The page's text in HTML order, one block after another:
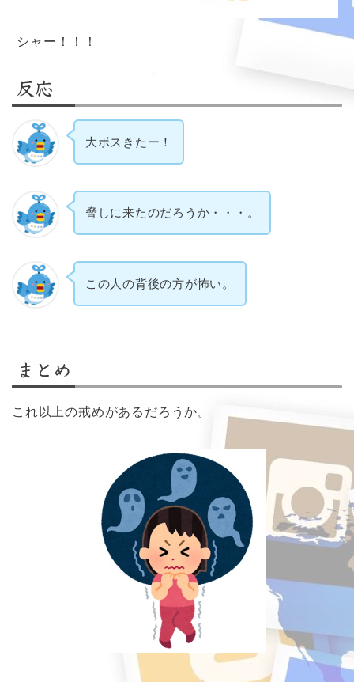
シャー！！！
反応
大ボスきたー！
脅しに来たのだろうか・・・。
この人の背後の方が怖い。
まとめ
これ以上の戒めがあるだろうか。